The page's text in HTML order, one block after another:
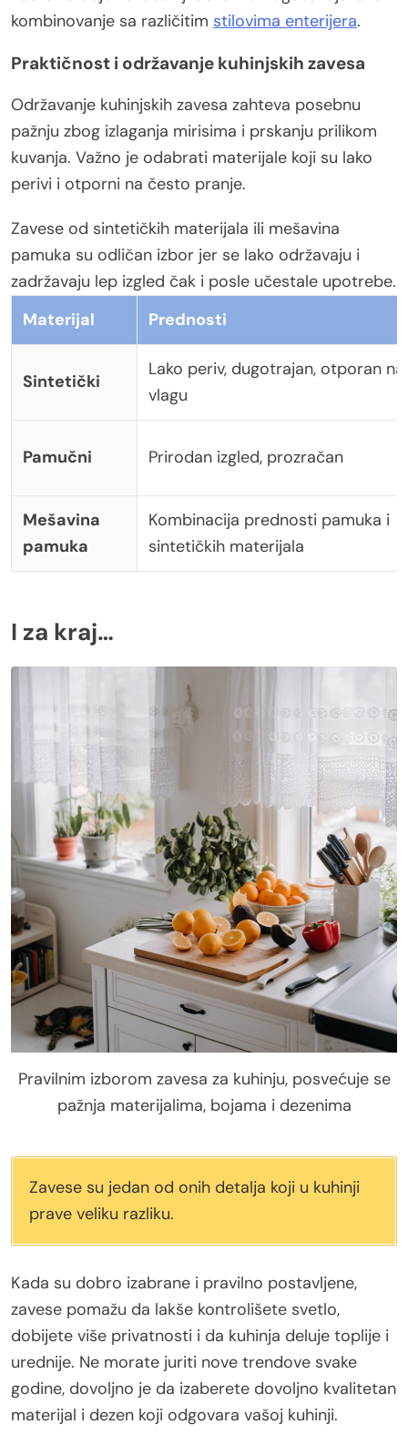
kombinovanje sa različitim stilovima enterijera.
Praktičnost i održavanje kuhinjskih zavesa
Održavanje kuhinjskih zavesa zahteva posebnu
pažnju zbog izlaganja mirisima i prskanju prilikom
kuvanja. Važno je odabrati materijale koji su lako
perivi i otporni na često pranje.
Zavese od sintetičkih materijala ili mešavina
pamuka su odličan izbor jer se lako održavaju i
zadržavaju lep izgled čak i posle učestale upotrebe.
Materijal
Prednosti
Sintetički
Lako periv, dugotrajan, otporan na
vlagu
Pamučni Prirodan izgled, prozračan
Mešavina
pamuka
Kombinacija prednosti pamuka i
sintetičkih materijala
I za kraj…
Pravilnim izborom zavesa za kuhinju, posvećuje se
pažnja materijalima, bojama i dezenima
Zavese su jedan od onih detalja koji u kuhinji
prave veliku razliku.
Kada su dobro izabrane i pravilno postavljene,
zavese pomažu da lakše kontrolišete svetlo,
dobijete više privatnosti i da kuhinja deluje toplije i
urednije. Ne morate juriti nove trendove svake
godine, dovoljno je da izaberete dovoljno kvalitetan
materijal i dezen koji odgovara vašoj kuhinji.